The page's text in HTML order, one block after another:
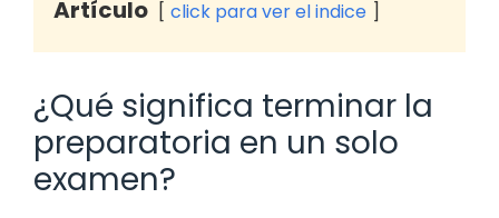
Artículo
click para ver el indice
¿Qué significa terminar la
preparatoria en un solo
examen?